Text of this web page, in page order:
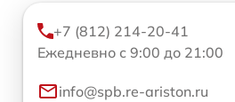
+7 (812) 214-20-41
Ежедневно с 9:00 до 21:00
info@spb.re-ariston.ru